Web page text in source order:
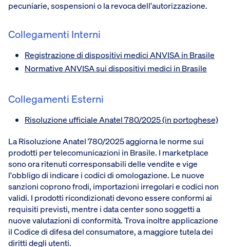
pecuniarie, sospensioni o la revoca dell'autorizzazione.
Collegamenti Interni
Registrazione di dispositivi medici ANVISA in Brasile
Normative ANVISA sui dispositivi medici in Brasile
Collegamenti Esterni
Risoluzione ufficiale Anatel 780/2025 (in portoghese)
La Risoluzione Anatel 780/2025 aggiorna le norme sui
prodotti per telecomunicazioni in Brasile. I marketplace
sono ora ritenuti corresponsabili delle vendite e vige
l'obbligo di indicare i codici di omologazione. Le nuove
sanzioni coprono frodi, importazioni irregolari e codici non
validi. I prodotti ricondizionati devono essere conformi ai
requisiti previsti, mentre i data center sono soggetti a
nuove valutazioni di conformità. Trova inoltre applicazione
il Codice di difesa del consumatore, a maggiore tutela dei
diritti degli utenti.